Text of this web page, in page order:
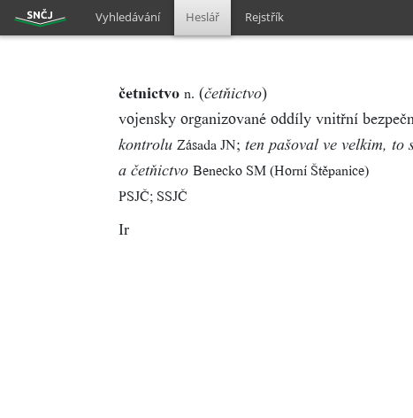
Vyhledávání Heslář Rejstřík
četnictvo n. (četňictvo)
vojensky organizované oddíly vnitřní
kontrolu Zásada JN; ten pašoval ve velkim, to
a četňictvo Benecko SM (Horní Štěpanice)
PSJČ; SSJČ
Ir